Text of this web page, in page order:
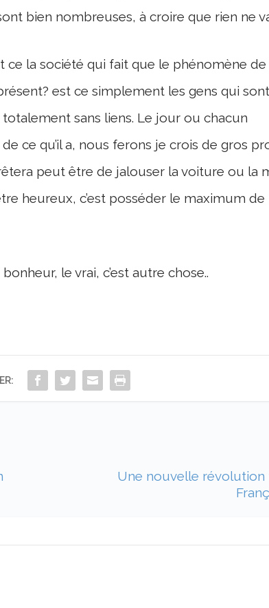
bien nombreuses, à croire que rien ne
ce la société qui fait que le phénomène de
est ce simplement les gens qui
sans liens. Le jour ou chacun
ce qu’il a, nous ferons je crois de gros
peut être de jalouser la voiture ou la
heureux, c’est posséder le maximum de
le vrai, c’est autre chose..
Une nouvelle révolution